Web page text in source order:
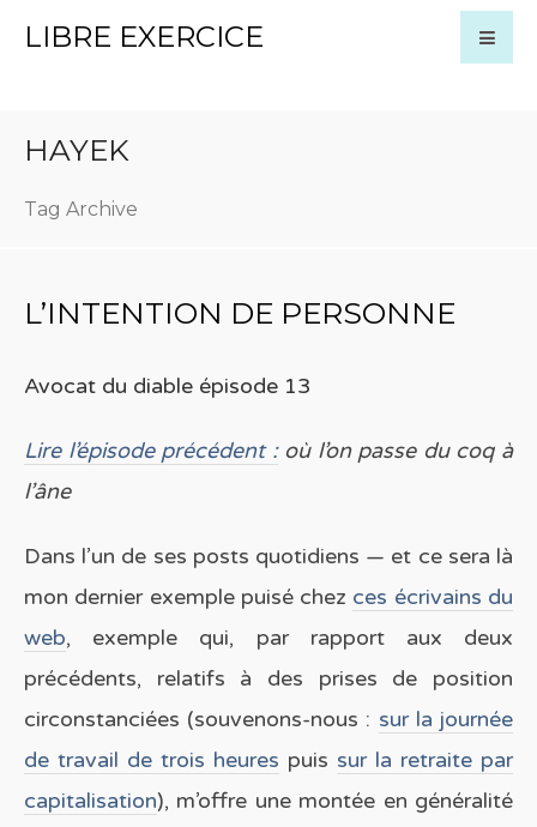
LIBRE EXERCICE
HAYEK
Tag Archive
L’INTENTION DE PERSONNE
Avocat du diable épisode 13
Lire l’épisode précédent :où l’on passe du coq à
l’âne
Dans l’un de ses posts quotidiens — et ce sera là
mon dernier exemple puisé chez ces écrivains du
web, exemple qui, par rapport aux deux
précédents, relatifs à des prises de position
circonstanciées (souvenons-nous : sur la journée
de travail de trois heures puis sur la retraite par
capitalisation), m’offre une montée en généralité